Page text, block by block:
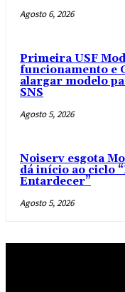
Agosto 6, 2026
Primeira USF
funcionamento e
alargar modelo
SNS
Agosto 5, 2026
Noiserv esgota
dá início ao ciclo
Entardecer”
Agosto 5, 2026